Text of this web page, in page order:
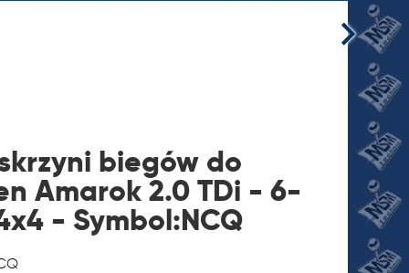
biegów do
Amarok 2.0 TDi - 6-
- Symbol:NCQ